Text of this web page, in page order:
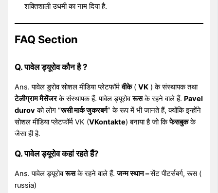
शक्तिशाली उधमी का नाम दिया है.
FAQ Section
Q. पावेल ड्यूरोव कौन है ?
Ans. पावेल डुरोव सोशल मीडिया प्लेटफॉर्मवीके(VK ) के संस्थापक तथा
टेलीग्राम मैसेंजरके संस्थापक हैं. पावेल ड्यूरोवरूसके रहने वाले हैं. Pavel
durovको लोग “रूसी मार्क जुकरबर्ग” के रूप में भी जानते हैं, क्योंकि इन्होंने
सोशल मीडिया प्लेटफॉर्म VK (VKontakte) बनाया है जो किफेसबुकके
जैसा ही है.
Q. पावेल ड्यूरोव कहां रहते हैं?
Ans. पावेल ड्यूरोवरूसके रहने वाले हैं.जन्म स्थान –सेंट पीटर्सबर्ग, रूस (
russia)